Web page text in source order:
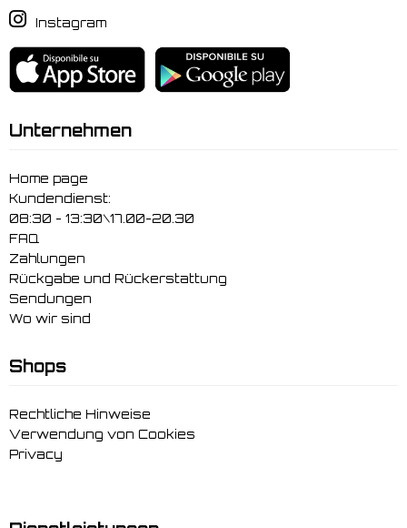
Instagram
Unternehmen
Home page
Kundendienst:
08:30 - 13:30\17.00-20.30
FAQ
Zahlungen
Rückgabe und Rückerstattung
Sendungen
Wo wir sind
Shops
Rechtliche Hinweise
Verwendung von Cookies
Privacy